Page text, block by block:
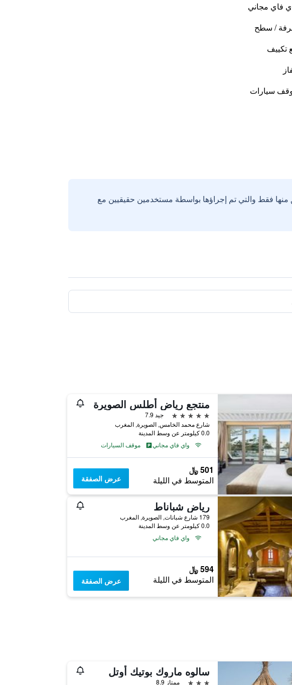
فاي مجاني
/ سطح
تكييف
سيارات
فقط والتي تم إجراؤها بواسطة مستخدمين حقيقيين مع
منتجع رياض أطلس الصويرة
5 نجوم
جيد 7.9
شارع محمد الخامس, الصويرة, المغرب
0.0 كيلومتر عن وسط المدينة
واي فاي مجاني
موقف السيارات
501 ﷼
المتوسط في الليلة عرض الصفقة
رياض شباناط
179 شارع شبانات, الصويرة, المغرب
0.0 كيلومتر عن وسط المدينة
واي فاي مجاني
594 ﷼
المتوسط في الليلة عرض الصفقة
سالوه ماروك بوتيك أوتل
3 نجوم ممتاز 8.9